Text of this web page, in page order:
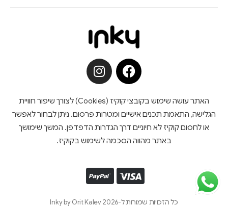
האתר עושה שימוש בקובצי קוקיז (Cookies) לצורך שיפור חוויית
הגלישה, התאמת תכנים אישיים ומטרות פרסום. ניתן לבחור לאפשר
או לחסום קוקיז לא חיוניים דרך הגדרות הדפדפן. המשך שימושך
באתר מהווה הסכמה לשימוש בקוקיז.
כל הזכויות שמורות ל-Inky by Orit Kalev 2026